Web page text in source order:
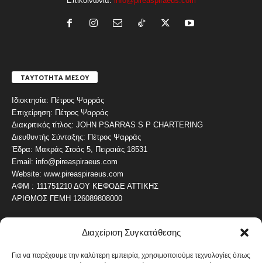
Διαχείριση Συγκατάθεσης
Για να παρέχουμε την καλύτερη εμπειρία, χρησιμοποιούμε τεχνολογίες όπως
ΤΑΥΤΟΤΗΤΑ ΜΕΣΟΥ
Ιδιοκτησία: Πέτρος Ψαρράς
Επιχείρηση: Πέτρος Ψαρράς
Διακριτικός τίτλος: JOHN PSARRAS S P CHARTERING
Διευθυντής Σύνταξης: Πέτρος Ψαρράς
Έδρα: Μακράς Στοάς 5, Πειραιάς 18531
Email: info@pireaspiraeus.com
Website: www.pireaspiraeus.com
ΑΦΜ : 111751210 ΔΟΥ ΚΕΦΟΔΕ ΑΤΤΙΚΗΣ
ΑΡΙΘΜΟΣ ΓΕΜΗ 126089808000
ΔΗΜΟΦΙΛΗ ΚΑΤΗΓΟΡΙΑ
ΝΕΑ ΤΟΥ ΠΕΙΡΑΙΑ 4487